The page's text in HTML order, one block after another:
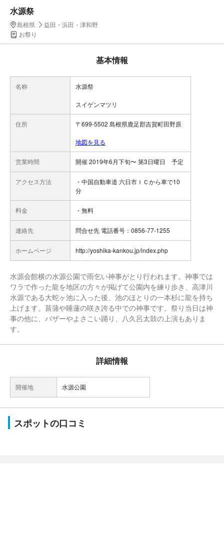
水源祭
島根県
益田・浜田・津和野
お祭り
基本情報
名称 水源祭
スイゲンマツリ
住所 〒699-5502 島根県鹿足郡吉賀町田野原
地図を見る
営業時間 開催 2019年6月下旬〜 第3日曜日 予定
アクセス方法
・中国自動車道 六日市ＩＣから車で10
分
料金 ・無料
連絡先 問合せ先 電話番号：0856-77-1255
ホームページ http://yoshika-kankou.jp/index.php
水源会館横の水源公園で雨乞い神事がとり行われます。神事では
ワラで作った龍を地区の方々が掲げて公園内を練り歩き、高津川
水源である大蛇ヶ池に入った後、池のほとりの一本杉に龍を持ち
上げます。菖蒲や睡蓮の咲き誇る中での神事です。祭り当日は神
事の他に、バザーやよさこい踊り、八久呂太鼓の上演もありま
す。
詳細情報
開催地 水源公園
スポットの口コミ